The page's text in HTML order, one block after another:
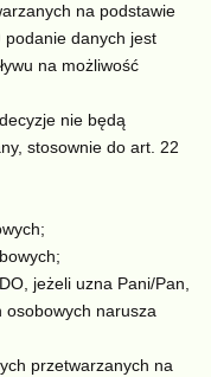
na podstawie
podanie danych jest
na możliwość
nie będą
stosownie do art. 22
jeżeli uzna Pani/Pan,
osobowych narusza
przetwarzanych na